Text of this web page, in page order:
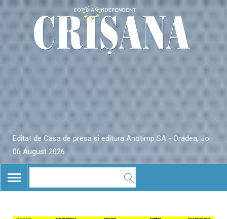
Editat de Casa de presa si editura Anotimp SA - Oradea, Joi
06 August 2026
TOGGLE
NAVIGATION